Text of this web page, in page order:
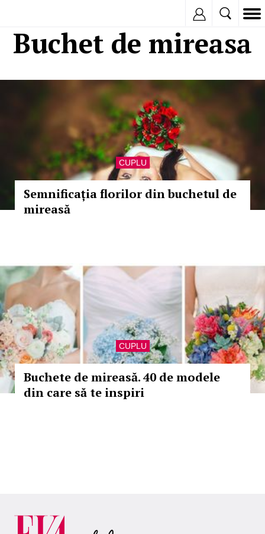
Buchet de mireasa
CUPLU
Semnificația florilor din buchetul de
mireasă
CUPLU
Buchete de mireasă. 40 de modele
din care să te inspiri